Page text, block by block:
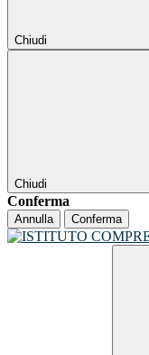
Chiudi
Chiudi
Conferma
Annulla Conferma